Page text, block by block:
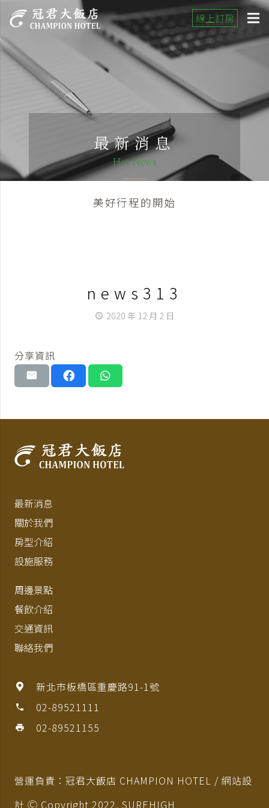
線上訂房
最新消息
Hot News
美好行程的開始
news313
access_time 2020 年 12 月 2 日
分享資訊
最新消息
關於我們
房型介紹
設施服務
周邊景點
餐飲介紹
交通資訊
聯絡我們
新北市板橋區重慶路91-1號
phone 02-89521111
print 02-89521155
營運負責：冠君大飯店 CHAMPION HOTEL / 網站設
計 Ⓒ Copyright 2022, SUREHIGH